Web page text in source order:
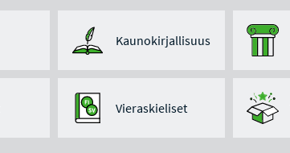
Kaunokirjallisuus
Vieraskieliset